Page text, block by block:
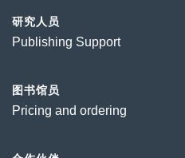
研究人员
Publishing Support
图书馆员
Pricing and ordering